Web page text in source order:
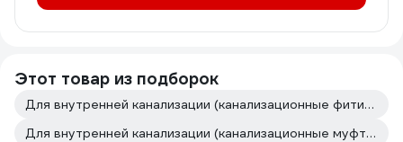
Этот товар из подборок
Для внутренней канализации (канализационные фитинги)
Для внутренней канализации (канализационные муфты и переходники)